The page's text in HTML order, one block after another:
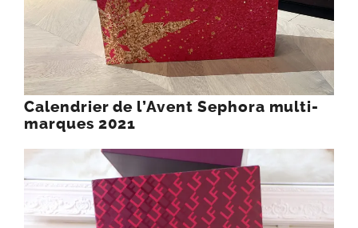
Calendrier de l’Avent Sephora multi-
marques 2021